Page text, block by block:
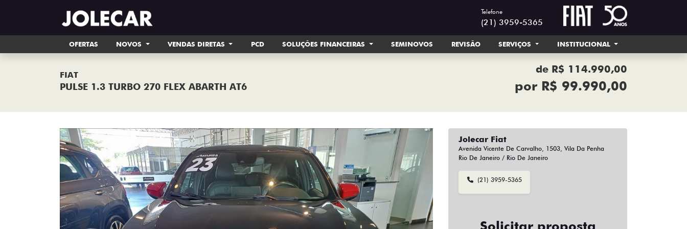
Telefone
(21) 3959-5365
OFERTAS NOVOS VENDAS DIRETAS PCD SOLUÇÕES FINANCEIRAS SEMINOVOS REVISÃO SERVIÇOS INSTITUCIONAL
FIAT
PULSE 1.3 TURBO 270 FLEX ABARTH AT6
de R$ 114.990,00
por R$ 99.990,00
Jolecar Fiat
Avenida Vicente De Carvalho, 1503, Vila Da Penha
Rio De Janeiro / Rio De Janeiro
(21) 3959-5365
Solicitar proposta